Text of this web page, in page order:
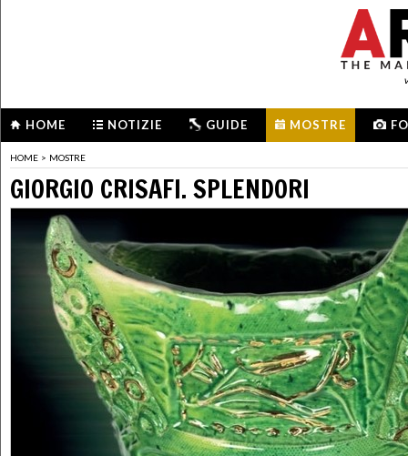
HOME NOTIZIE GUIDE MOSTRE
HOME > MOSTRE
GIORGIO CRISAFI. SPLENDORI